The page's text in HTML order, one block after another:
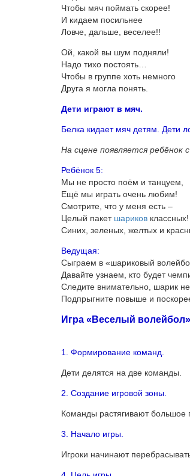
Чтобы мяч поймать скорее!
И кидаем посильнее
Ловче, дальше, веселее!!
Ой, какой вы шум подняли!
Надо тихо постоять…
Чтобы в группе хоть немного
Друга я могла понять.
Дети играют в мяч.
Белка кидает мяч детям. Дети
На сцене появляется ребёнок
Ребёнок 5:
Мы не просто поём и танцуем,
Ещё мы играть очень любим!
Смотрите, что у меня есть –
Целый пакет шариков классных!
Синих, зеленых, желтых и
Ведущая:
Сыграем в «шариковый
Давайте узнаем, кто будет
Следите внимательно, шарик не
Подпрыгните повыше и
Игра «Веселый волейбол»
1. Формирование команд.
Дети делятся на две команды.
2. Создание игровой зоны.
Команды растягивают большое
3. Начало игры.
Игроки начинают